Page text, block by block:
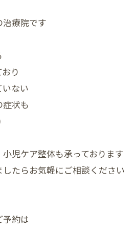
療院です
り
ない
状も
児ケア整体も承っております
たらお気軽にご相談ください
予約は